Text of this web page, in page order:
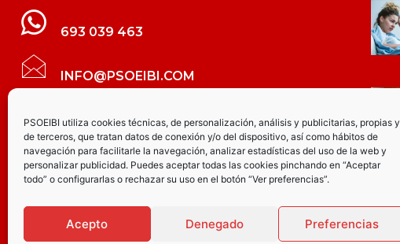
PSOEIBI utiliza cookies técnicas, de personalización, análisis y publicitarias, propias y
de terceros, que tratan datos de conexión y/o del dispositivo, así como hábitos de
navegación para facilitarle la navegación, analizar estadísticas del uso de la web y
personalizar publicidad. Puedes aceptar todas las cookies pinchando en “Aceptar
todo” o configurarlas o rechazar su uso en el botón “Ver preferencias”.
Acepto Denegado Preferencias
693 039 463
INFO@PSOEIBI.COM
GRUPO MUNICIPAL SOCIALISTA DE IBI C/
LES ERES, 48 – 3º - DESPACHO PSOE
PARTIDO SOCIALISTA DE IBI AV.
JOAQUÍN VILANOVA, 8 - BAJO